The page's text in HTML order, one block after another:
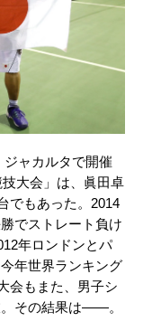
ャカルタで開催
大会」は、眞田卓
でもあった。2014
でストレート負け
年ロンドンとパ
年世界ランキング
会もまた、男子シ
。その結果は――。